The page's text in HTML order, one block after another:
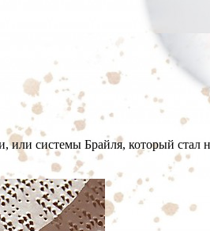
системы Брайля, который стал